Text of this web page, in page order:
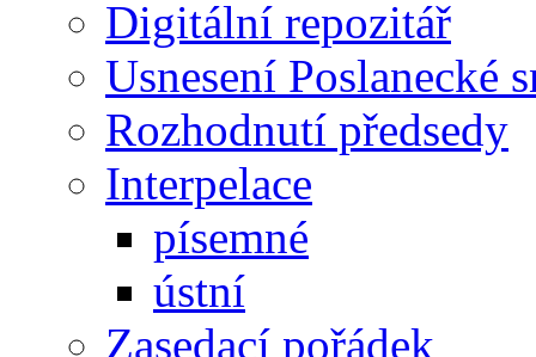
Digitální repozitář
Usnesení Poslanecké
Rozhodnutí předsedy
Interpelace
písemné
ústní
Zasedací pořádek